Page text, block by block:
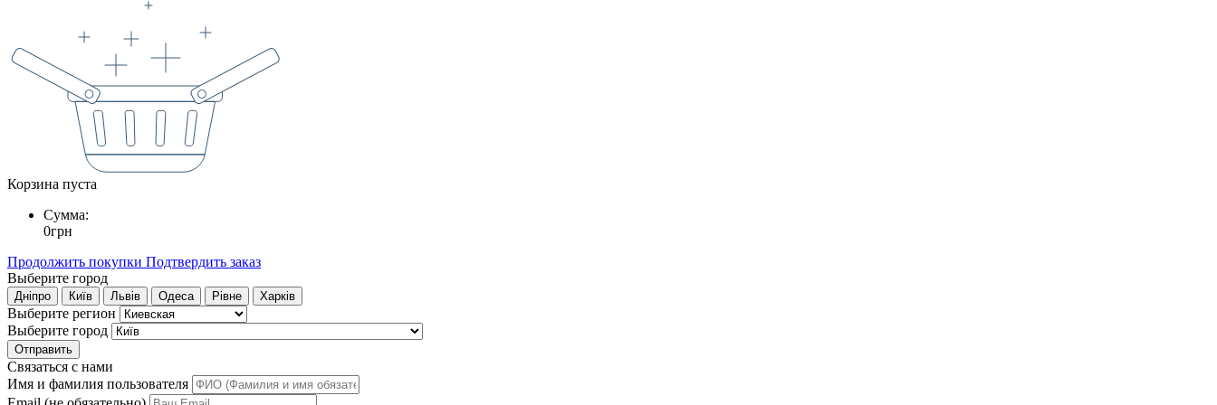
Корзина пуста
Сумма:
0грн
Продолжить покупки Подтвердить заказ
Выберите город
Дніпро Київ Львів Одеса Рівне Харків
Выберите регион
Выберите город
Отправить
Связаться с нами
Имя и фамилия пользователя